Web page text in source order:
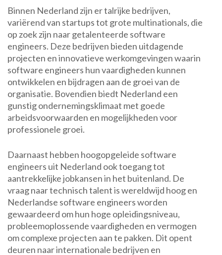
Binnen Nederland zijn er talrijke bedrijven,
variërend van startups tot grote multinationals, die
op zoek zijn naar getalenteerde software
engineers. Deze bedrijven bieden uitdagende
projecten en innovatieve werkomgevingen waarin
software engineers hun vaardigheden kunnen
ontwikkelen en bijdragen aan de groei van de
organisatie. Bovendien biedt Nederland een
gunstig ondernemingsklimaat met goede
arbeidsvoorwaarden en mogelijkheden voor
professionele groei.
Daarnaast hebben hoogopgeleide software
engineers uit Nederland ook toegang tot
aantrekkelijke jobkansen in het buitenland. De
vraag naar technisch talent is wereldwijd hoog en
Nederlandse software engineers worden
gewaardeerd om hun hoge opleidingsniveau,
probleemoplossende vaardigheden en vermogen
om complexe projecten aan te pakken. Dit opent
deuren naar internationale bedrijven en